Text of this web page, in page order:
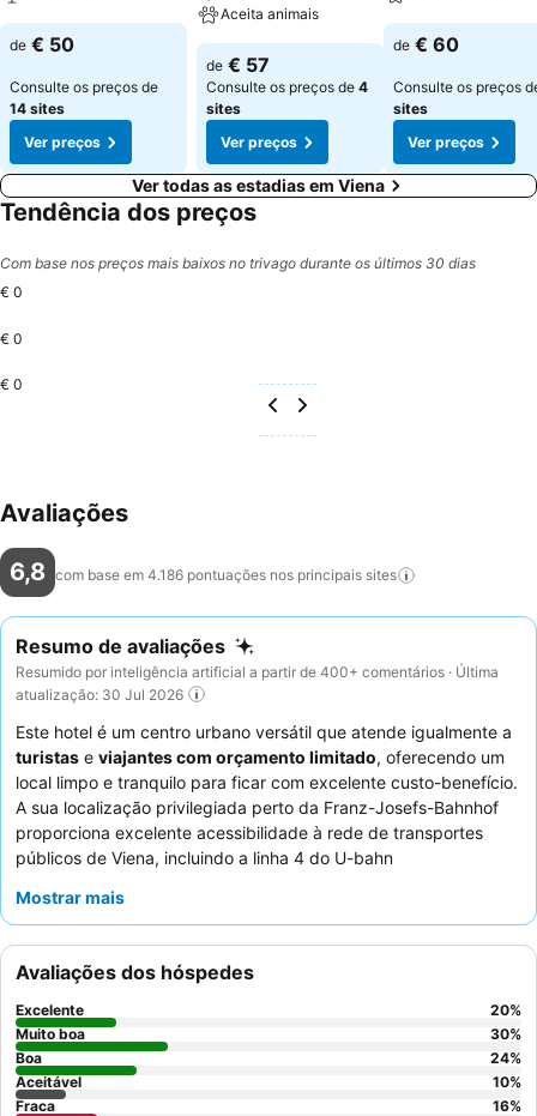
de € 50
Consulte os preços de
14 sites
Ver preços
Aceita animais
de € 57
Consulte os preços de 4
sites
Ver preços
de € 60
Consulte os preços
sites
Ver preços
Ver todas as estadias em Viena
Tendência dos preços
Com base nos preços mais baixos no trivago durante os últimos 30 dias
€ 0
€ 0
€ 0
Avaliações
6,8 com base em 4.186 pontuações nos principais sites
Resumo de avaliações
Resumido por inteligência artificial a partir de 400+ comentários · Última
atualização: 30 Jul 2026
Este hotel é um centro urbano versátil que atende igualmente a
turistas e viajantes com orçamento limitado, oferecendo um
local limpo e tranquilo para ficar com excelente custo-benefício.
A sua localização privilegiada perto da Franz-Josefs-Bahnhof
proporciona excelente acessibilidade à rede de transportes
públicos de Viena, incluindo a linha 4 do U-bahn
cidade e atrações. A característica de destaque do hotel é o
consistentemente elogiado pela sua variedade e qualidade. Os
hóspedes elogiam consistentemente a
atenciosa e prestativa
que fornece informações profissionais e
mapas da cidade. Para uma estadia mais tranquila, considere
solicitar um quarto virado para o jardim.
Mostrar mais
Avaliações dos hóspedes
Excelente 20%
Muito boa
30%
Boa
24%
Aceitável
10%
Fraca
16%